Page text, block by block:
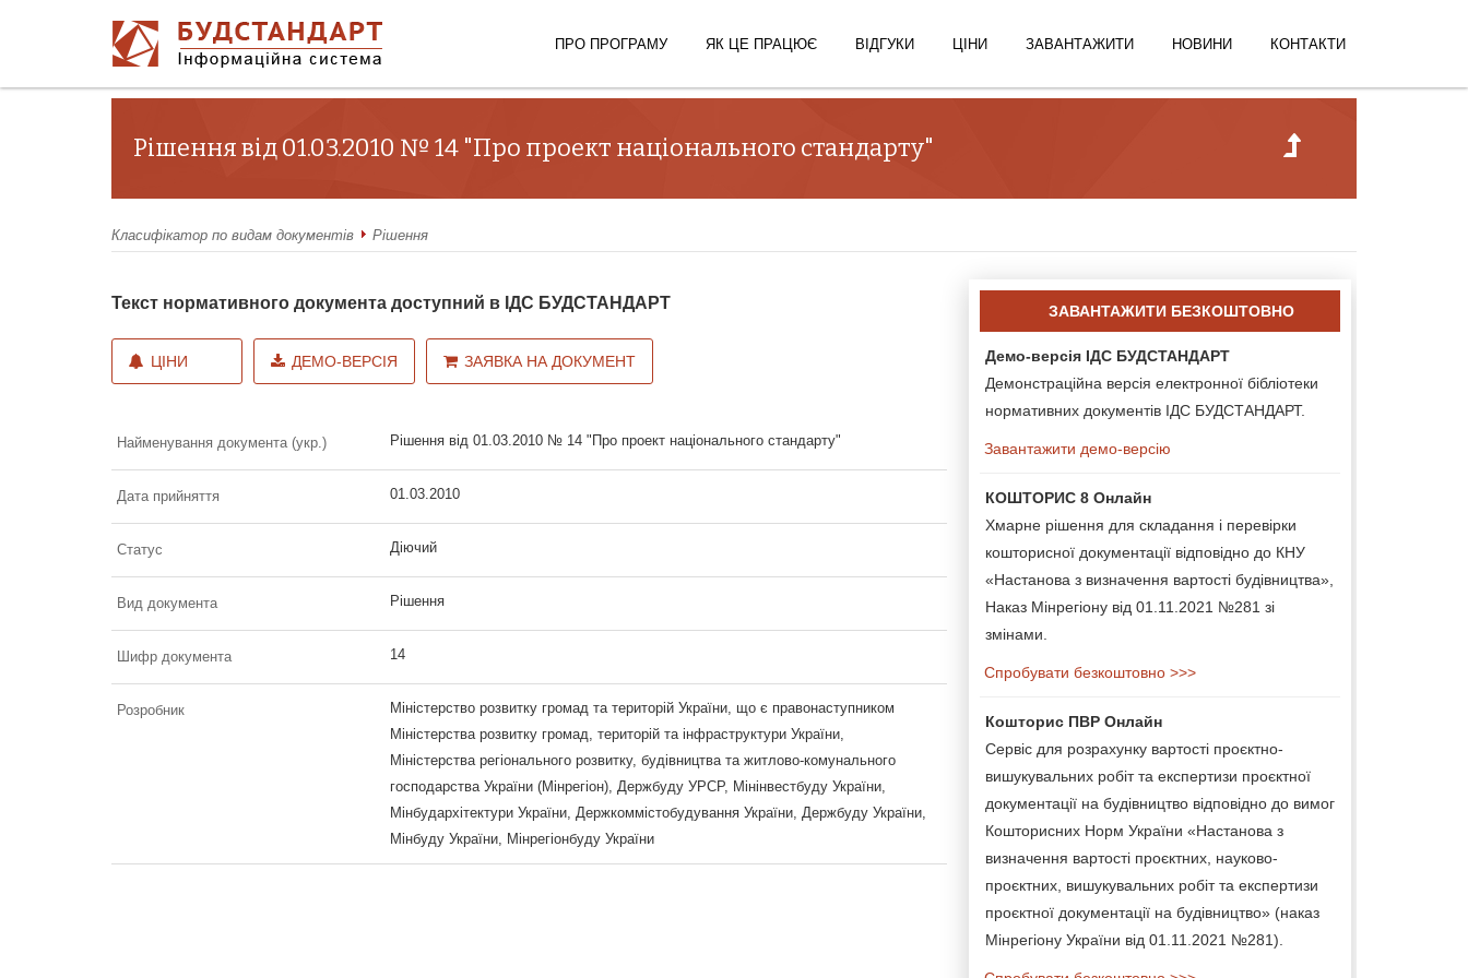
ПРО ПРОГРАМУ ЯК ЦЕ ПРАЦЮЄ ВІДГУКИ ЦІНИ ЗАВАНТАЖИТИ НОВИНИ КОНТАКТИ
Рішення від 01.03.2010 № 14 "Про проект національного стандарту"
Класифікатор по видам документів Рішення
Текст нормативного документа доступний в ІДС БУДСТАНДАРТ
ЦІНИ ДЕМО-ВЕРСІЯ ЗАЯВКА НА ДОКУМЕНТ
Найменування документа (укр.) Рішення від 01.03.2010 № 14 "Про проект національного стандарту"
Дата прийняття 01.03.2010
Статус Діючий
Вид документа Рішення
Шифр документа 14
Розробник
Міністерство розвитку громад та територій України, що є правонаступником
Міністерства розвитку громад, територій та інфраструктури України,
Міністерства регіонального розвитку, будівництва та житлово-комунального
господарства України (Мінрегіон), Держбуду УРСР, Мінінвестбуду України,
Мінбудархітектури України, Держкоммістобудування України, Держбуду України,
Мінбуду України, Мінрегіонбуду України
ЗАВАНТАЖИТИ БЕЗКОШТОВНО
Демо-версія ІДС БУДСТАНДАРТ
Демонстраційна версія електронної бібліотеки
нормативних документів ІДС БУДСТАНДАРТ.
Завантажити демо-версію
КОШТОРИС 8 Онлайн
Хмарне рішення для складання і перевірки
кошторисної документації відповідно до КНУ
«Настанова з визначення вартості будівництва»,
Наказ Мінрегіону від 01.11.2021 №281 зі
змінами.
Спробувати безкоштовно >>>
Кошторис ПВР Онлайн
Сервіс для розрахунку вартості проєктно-
вишукувальних робіт та експертизи проєктної
документації на будівництво відповідно до вимог
Кошторисних Норм України «Настанова з
визначення вартості проєктних, науково-
проєктних, вишукувальних робіт та експертизи
проєктної документації на будівництво» (наказ
Мінрегіону України від 01.11.2021 №281).